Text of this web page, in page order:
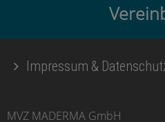
Impressum &
MVZ MADERMA GmbH